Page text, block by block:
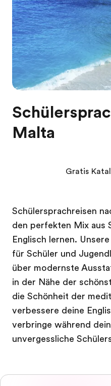
Wer wir sind
Karriere
Teil des Teams werden
Malta
Schülersprachreisen
den perfekten Mix aus
Englisch lernen.
für Schüler und
über modernste
in der Nähe der
die Schönheit der
verbessere deine
verbringe während
unvergessliche
Gratis